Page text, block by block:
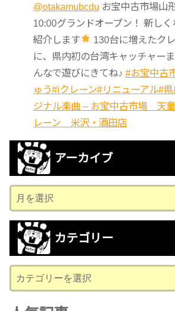
@otakamubcdu お宝中古市場山
10:00グランドオープン！ 新しく
紹介します
130台に増えたク
に、県内初の台湾キャッチャー
んなで遊びにきてね♪ #お宝中古
ゅう#iクレーン#リニューアル#県
ジナル楽曲 – お宝中古市場 天
レーン 米沢・酒田店
アーカイブ
ー
カ
ブ
カテゴリー
テ
ゴ